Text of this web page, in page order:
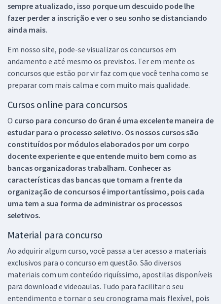
sempre atualizado, isso porque um descuido pode lhe
fazer perder a inscrição e ver o seu sonho se distanciando
ainda mais.
Em nosso site, pode-se visualizar os concursos em
andamento e até mesmo os previstos. Ter em mente os
concursos que estão por vir faz com que você tenha como se
preparar com mais calma e com muito mais qualidade.
Cursos online para concursos
O curso para concurso do Gran é uma excelente maneira de
estudar para o processo seletivo. Os nossos cursos são
constituídos por módulos elaborados por um corpo
docente experiente e que entende muito bem como as
bancas organizadoras trabalham. Conhecer as
características das bancas que tomam a frente da
organização de concursos é importantíssimo, pois cada
uma tem a sua forma de administrar os processos
seletivos.
Material para concurso
Ao adquirir algum curso, você passa a ter acesso a materiais
exclusivos para o concurso em questão. São diversos
materiais com um conteúdo riquíssimo, apostilas disponíveis
para download e videoaulas. Tudo para facilitar o seu
entendimento e tornar o seu cronograma mais flexível, pois